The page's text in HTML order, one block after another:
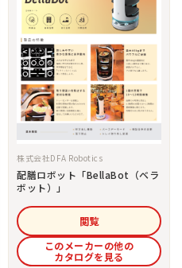
株式会社DFA Robotics
配膳ロボット「BellaBot（ベラ
ボット）」
閲覧
このメーカーの他の
カタログを見る